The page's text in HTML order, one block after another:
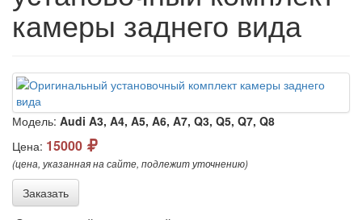
камеры заднего вида
Модель: Audi A3, A4, A5, A6, A7, Q3, Q5, Q7, Q8
Цена: 15000
(цена, указанная на сайте, подлежит уточнению)
Заказать